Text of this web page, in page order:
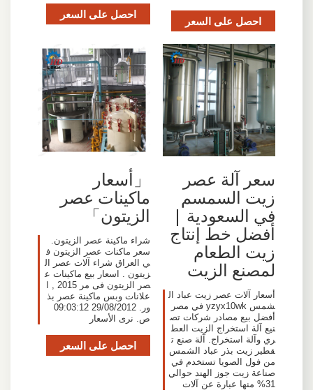
احصل على السعر احصل على السعر
سعر آلة عصر
زيت السمسم
في السعودية |
أفضل خط إنتاج
زيت الطعام
لمصنع الزيت
أسعار آلات عصر زيت عباد ال
شمس yzyx10wk في مصر
أفضل بيع مصادر شركات تص
نيع آلة استخراج الزيت العط
ري وآلة استخراج. آلة صنع ت
قطير زيت بذر عباد الشمس
من فول الصويا تستخدم في
صناعة زيت جوز الهند حوالي
31% منها عبارة عن آلات
「أسعار
ماكينات عصر
الزيتون」
شراء ماكينة عصر الزيتون.
سعر ماكنات عصر الزيتون ف
ي العراق شراء آلات عصر ال
زيتون . اسعار بيع ماكينات ع
علانات وبس ماكينة عصر بذ
ور. 29/08/2012 09:03:12
ص. نرى الأسعار
احصل على السعر